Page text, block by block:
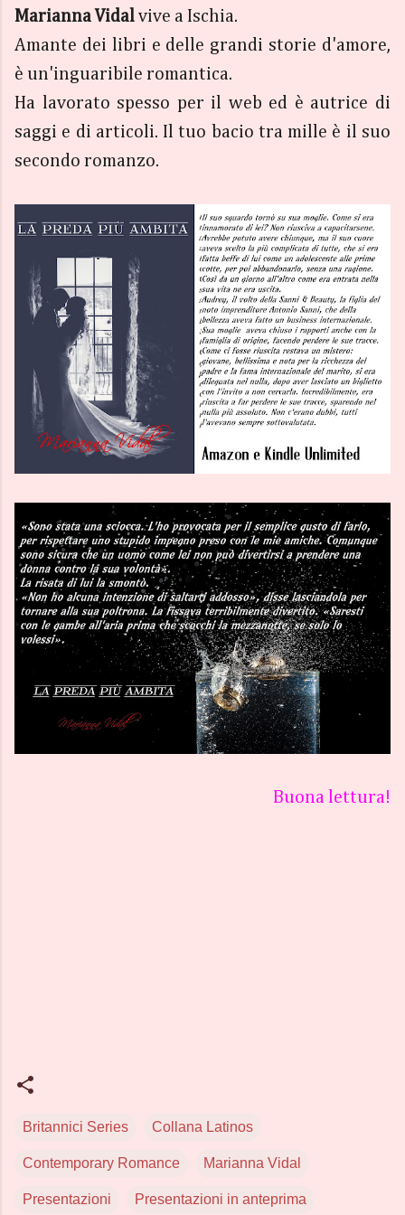
Marianna Vidal vive a Ischia.
Amante dei libri e delle grandi storie d'amore,
è un'inguaribile romantica.
Ha lavorato spesso per il web ed è autrice di
saggi e di articoli. Il tuo bacio tra mille è il suo
secondo romanzo.
Buona lettura!
Britannici Series Collana Latinos
Contemporary Romance Marianna Vidal
Presentazioni Presentazioni in anteprima